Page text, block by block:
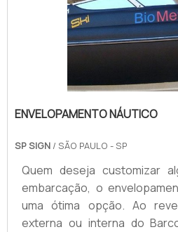
tamanho e o tipo
benefíciosPara a fabricação
ENVELOPAMENTO NÁUTICO
SP SIGN / SÃO PAULO - SP
Quem deseja customizar
embarcação, o
uma ótima opção. Ao
externa ou interna do